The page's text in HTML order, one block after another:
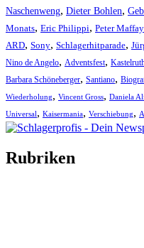
Naschenweng, Dieter Bohlen,
Monats, Eric Philippi, Peter Maffay
ARD, Sony, Schlagerhitparade,
Nino de Angelo, Adventsfest,
Barbara Schöneberger, Santiano,
Wiederholung, Vincent Gross, Daniela
Universal, Kaisermania, Verschiebung,
Rubriken